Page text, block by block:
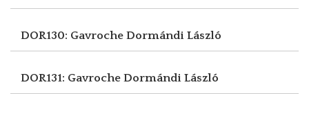
DOR130: Gavroche Dormándi László
DOR131: Gavroche Dormándi László